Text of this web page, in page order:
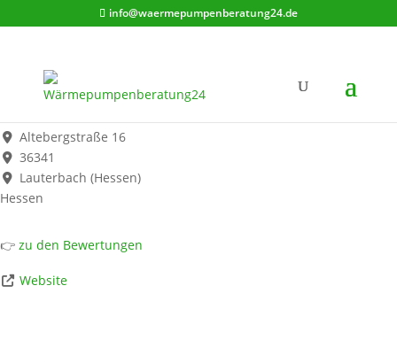
info@waermepumpenberatung24.de
Wärme mit System.de Limited
Werbung*
Altebergstraße 16
36341
Lauterbach (Hessen)
Hessen
👉 zu den Bewertungen
Website